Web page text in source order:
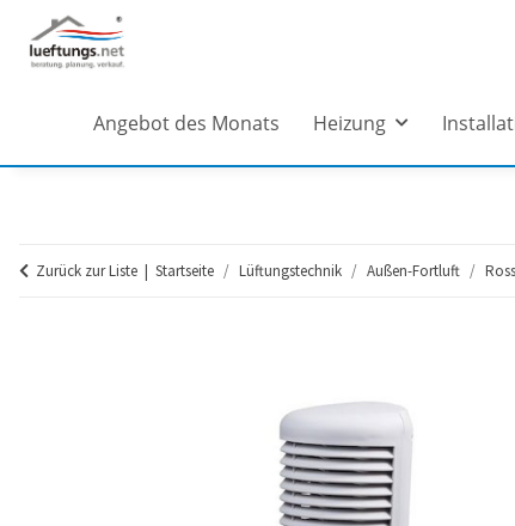
Angebot des Monats Heizung
Zurück zur Liste Startseite Lüftungstechnik Außen-Fortluft Ross